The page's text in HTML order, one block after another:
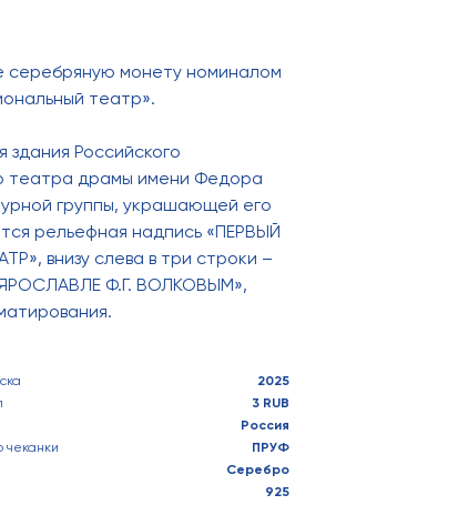
серебряную монету номиналом
театр».
Российского
театра драмы имени Федора
группы, украшающей его
рельефная надпись «ПЕРВЫЙ
внизу слева в три строки –
Ф.Г. ВОЛКОВЫМ»,
2025
3 RUB
Россия
чеканки
ПРУФ
Серебро
925